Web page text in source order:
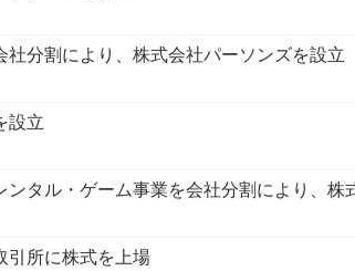
社分割により、株式会社パーソンズを設立
設立
ンタル・ゲーム事業を会社分割により、
引所に株式を上場